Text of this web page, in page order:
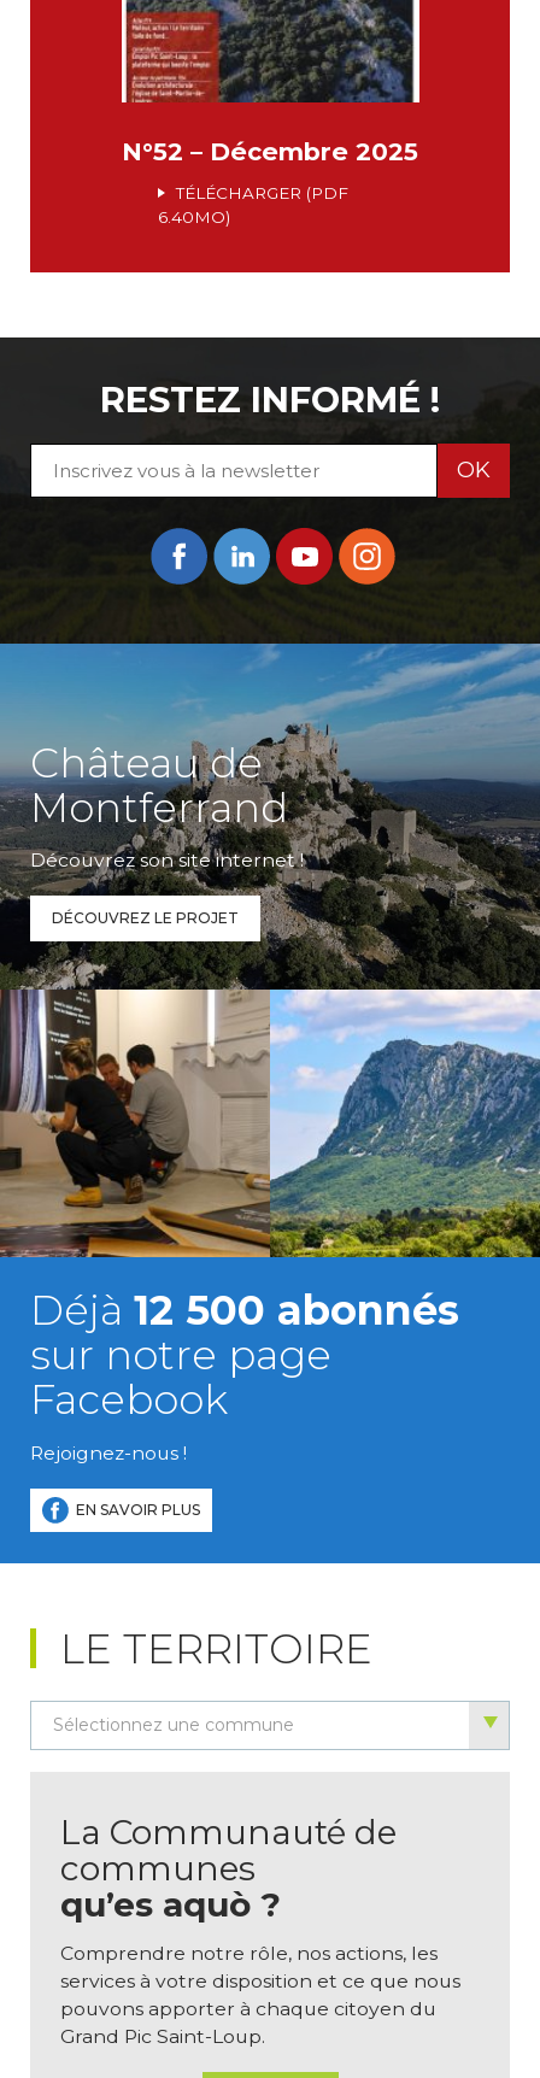
N°52 – Décembre 2025
TÉLÉCHARGER (PDF
6.40MO)
RESTEZ INFORMÉ !
OK
Château de
Montferrand
Découvrez son site internet !
DÉCOUVREZ LE PROJET
Déjà 12 500 abonnés
sur notre page
Facebook
Rejoignez-nous !
EN SAVOIR PLUS
LE TERRITOIRE
Sélectionnez une commune
La Communauté de
communes
qu’es aquò ?
Comprendre notre rôle, nos actions, les
services à votre disposition et ce que nous
pouvons apporter à chaque citoyen du
Grand Pic Saint-Loup.